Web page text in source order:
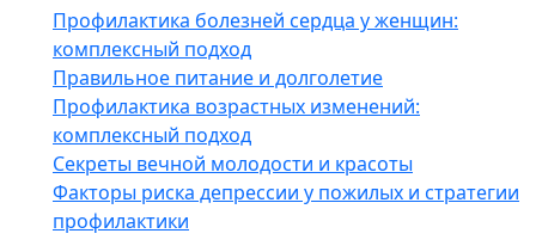
Профилактика болезней сердца у женщин:
комплексный подход
Правильное питание и долголетие
Профилактика возрастных изменений:
комплексный подход
Секреты вечной молодости и красоты
Факторы риска депрессии у пожилых и стратегии
профилактики